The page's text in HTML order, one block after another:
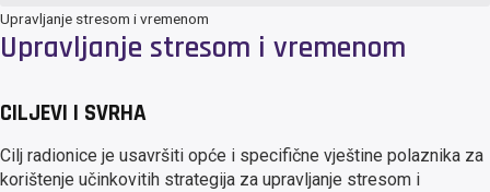
Upravljanje stresom i vremenom
Upravljanje stresom i vremenom
CILJEVI I SVRHA
Cilj radionice je usavršiti opće i specifične vještine polaznika za
korištenje učinkovitih strategija za upravljanje stresom i